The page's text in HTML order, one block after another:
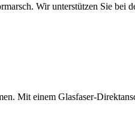
Wir unterstützen Sie
Mit einem Glasfaser-